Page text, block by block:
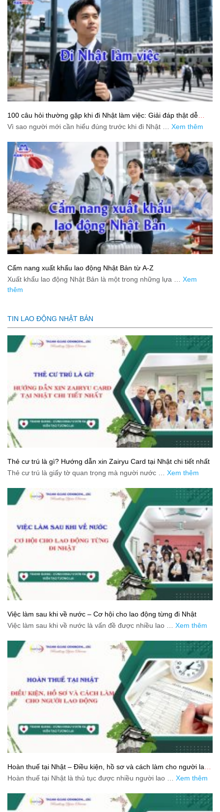
100 câu hỏi thường gặp khi đi Nhật làm việc: Giải đáp thật dễ
hiểu cho người mới bắt đầu
Vì sao người mới cần hiểu đúng trước khi đi Nhật … Xem thêm
Cẩm nang xuất khẩu lao động Nhật Bản từ A-Z
Xuất khẩu lao động Nhật Bản là một trong những lựa … Xem
thêm
TIN LAO ĐỘNG NHẬT BẢN
Thẻ cư trú là gì? Hướng dẫn xin Zairyu Card tại Nhật chi tiết nhất
Thẻ cư trú là giấy tờ quan trọng mà người nước … Xem thêm
Việc làm sau khi về nước – Cơ hội cho lao động từng đi Nhật
Việc làm sau khi về nước là vấn đề được nhiều lao … Xem thêm
Hoàn thuế tại Nhật – Điều kiện, hồ sơ và cách làm cho người lao
động
Hoàn thuế tại Nhật là thủ tục được nhiều người lao … Xem thêm